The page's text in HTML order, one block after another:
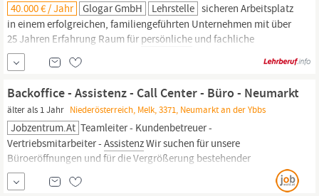
40.000 € / Jahr Glogar GmbH Lehrstelle sicheren Arbeitsplatz
in einem erfolgreichen, familiengeführten Unternehmen mit über
25 Jahren Erfahrung Raum für persönliche und fachliche
Weiterentwicklung - deine Ideen sind bei uns willkommen Kurze
Entscheidungswege und ein kollegiales, wertschätzendes
freiem Freitag-Nachmittag -...
Backoffice - Assistenz - Call Center - Büro - Neumarkt
älter als 1 Jahr Niederösterreich, Melk, 3371, Neumarkt an der Ybbs
Jobzentrum.at Teamleiter - Kundenbetreuer -
Vertriebsmitarbeiter - AssistenzWir suchen für unsere
Büroeröffnungen und für die Vergrößerung bestehender
Standorte Wien - Niederösterreich - Burgenland -
Oberösterreich
Unterstützung! Gesucht werden: Teamleiter Junior-Teamleiter